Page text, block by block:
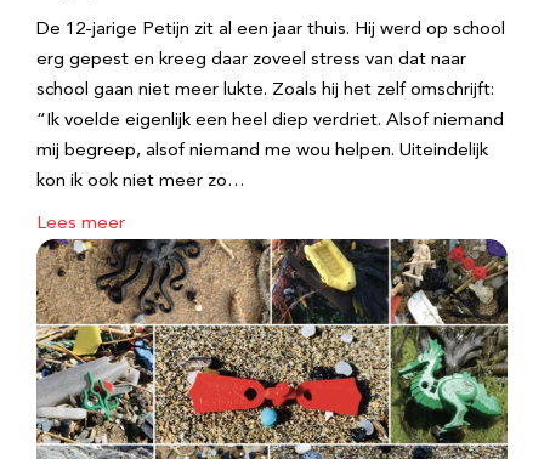
De 12-jarige Petijn zit al een jaar thuis. Hij werd op school
erg gepest en kreeg daar zoveel stress van dat naar
school gaan niet meer lukte. Zoals hij het zelf omschrijft:
“Ik voelde eigenlijk een heel diep verdriet. Alsof niemand
mij begreep, alsof niemand me wou helpen. Uiteindelijk
kon ik ook niet meer zo…
Lees meer